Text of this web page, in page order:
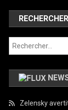
RECHERCHER
Zelensky